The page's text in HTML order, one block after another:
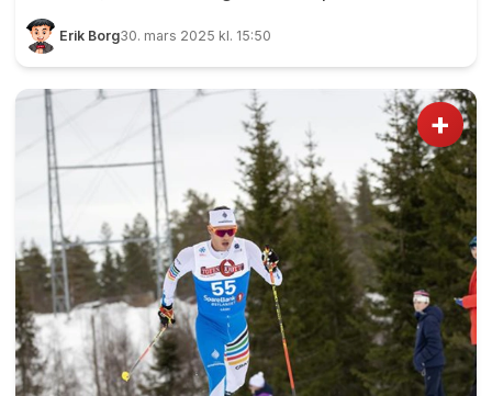
Eidsvold Værks Skiklub har likevel bra fart på
skiene. I helgen var det NM del 2 på Hovden i
kilometeren.
Erik Borg30. mars 2025 kl. 15:50
+